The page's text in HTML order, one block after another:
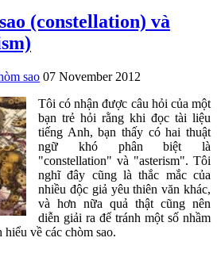
(constellation) và
sao 07 November 2012
Tôi có nhận được câu hỏi của một
bạn trẻ hỏi rằng khi đọc tài liệu
tiếng Anh, bạn thấy có hai thuật
ngữ khó phân biệt là
"constellation" và "asterism". Tôi
nghĩ đây cũng là thắc mắc của
nhiều độc giả yêu thiên văn khác,
và hơn nữa quả thật cũng nên
diễn giải ra để tránh một số nhầm
về các chòm sao.